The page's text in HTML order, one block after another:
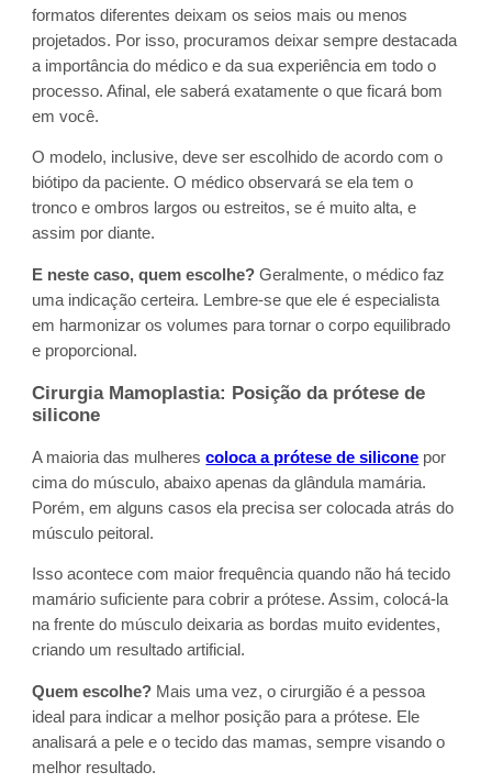
formatos diferentes deixam os seios mais ou menos
projetados. Por isso, procuramos deixar sempre destacada
a importância do médico e da sua experiência em todo o
processo. Afinal, ele saberá exatamente o que ficará bom
em você.
O modelo, inclusive, deve ser escolhido de acordo com o
biótipo da paciente. O médico observará se ela tem o
tronco e ombros largos ou estreitos, se é muito alta, e
assim por diante.
E neste caso, quem escolhe? Geralmente, o médico faz
uma indicação certeira. Lembre-se que ele é especialista
em harmonizar os volumes para tornar o corpo equilibrado
e proporcional.
Cirurgia Mamoplastia: Posição da prótese de
silicone
A maioria das mulherescoloca a prótese de silicone por
cima do músculo, abaixo apenas da glândula mamária.
Porém, em alguns casos ela precisa ser colocada atrás do
músculo peitoral.
Isso acontece com maior frequência quando não há tecido
mamário suficiente para cobrir a prótese. Assim, colocá-la
na frente do músculo deixaria as bordas muito evidentes,
criando um resultado artificial.
Quem escolhe? Mais uma vez, o cirurgião é a pessoa
ideal para indicar a melhor posição para a prótese. Ele
analisará a pele e o tecido das mamas, sempre visando o
melhor resultado.